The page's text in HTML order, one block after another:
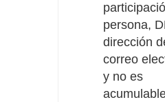
persona,
dirección
correo
y no es